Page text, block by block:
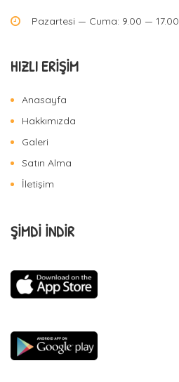
Pazartesi — Cuma: 9.00 — 17.00
HIZLI ERIŞIM
Anasayfa
Hakkımızda
Galeri
Satın Alma
İletişim
ŞİMDİ İNDİR